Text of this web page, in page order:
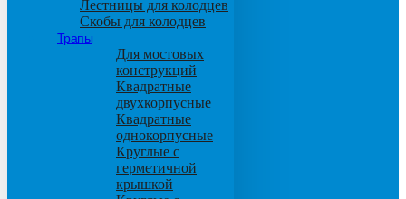
Лестницы для колодцев
Скобы для колодцев
Трапы
Для мостовых
конструкций
Квадратные
двухкорпусные
Квадратные
однокорпусные
Круглые с
герметичной
крышкой